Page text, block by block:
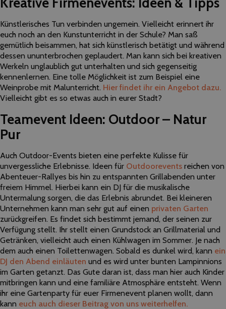
Künstlerisches Tun verbinden ungemein. Vielleicht erinnert ihr
euch noch an den Kunstunterricht in der Schule? Man saß
gemütlich beisammen, hat sich künstlerisch betätigt und während
dessen ununterbrochen geplaudert. Man kann sich bei kreativen
Werkeln unglaublich gut unterhalten und sich gegenseitig
kennenlernen. Eine tolle Möglichkeit ist zum Beispiel eine
Weinprobe mit Malunterricht. Hier findet ihr ein Angebot dazu.
Vielleicht gibt es so etwas auch in eurer Stadt?
Teamevent Ideen: Outdoor – Natur
Pur
Auch Outdoor-Events bieten eine perfekte Kulisse für
unvergessliche Erlebnisse. Ideen für Outdoorevents reichen von
Abenteuer-Rallyes bis hin zu entspannten Grillabenden unter
freiem Himmel. Hierbei kann ein DJ für die musikalische
Untermalung sorgen, die das Erlebnis abrundet. Bei kleineren
Unternehmen kann man sehr gut auf einen privaten Garten
zurückgreifen. Es findet sich bestimmt jemand, der seinen zur
Verfügung stellt. Ihr stellt einen Grundstock an Grillmaterial und
Getränken, vielleicht auch einen Kühlwagen im Sommer. Je nach
dem auch einen Toilettenwagen. Sobald es dunkel wird, kann ein
DJ den Abend einläuten und es wird unter bunten Lampinnions
im Garten getanzt. Das Gute daran ist, dass man hier auch Kinder
mitbringen kann und eine familiäre Atmosphäre entsteht. Wenn
ihr eine Gartenparty für euer Firmenevent planen wollt, dann
kann euch auch dieser Beitrag von uns weiterhelfen.